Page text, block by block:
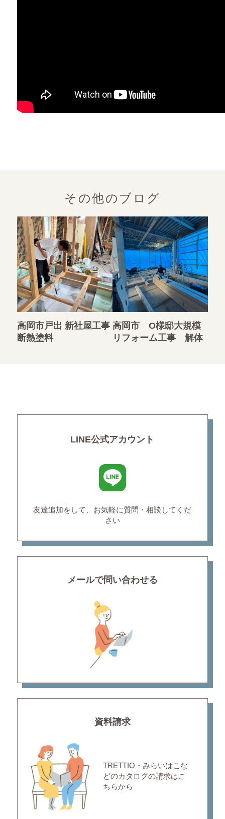
その他のブログ
高岡市戸出 新社屋工事
断熱塗料
高岡市 O様邸大規模
リフォーム工事 解体
LINE公式アカウント
友達追加をして、お気軽に質問・相談してくだ
さい
メールで問い合わせる
資料請求
TRETTIO・みらいはこな
どのカタログの請求はこ
ちらから